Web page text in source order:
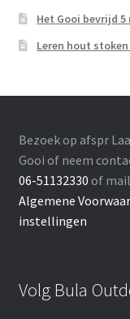
Het Gooi bevrijd 5
Leren hout
Bezoek op afspr
Gooi of neem
06-51132330 of mail
Algemene
instellingen
Volg Bula